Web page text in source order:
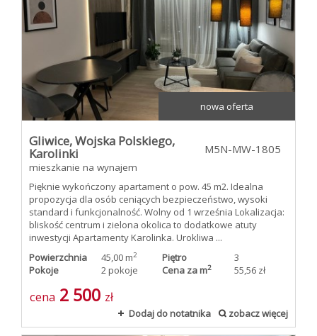
Mieszkania
nowa oferta
Gliwice,Wojska Polskiego,
Karolinki
mieszkanie na wynajem
M5N-MW-1805
Pięknie wykończony apartament o pow. 45 m2. Idealna
propozycja dla osób ceniących bezpieczeństwo, wysoki
standard i funkcjonalność. Wolny od 1 września Lokalizacja:
bliskość centrum i zielona okolica to dodatkowe atuty
inwestycji Apartamenty Karolinka. Urokliwa ...
Powierzchnia
45,00 m2 Piętro
3
Pokoje
2 pokoje Cena za m2 55,56 zł
cena 2 500 zł
Dodaj do notatnika zobacz więcej